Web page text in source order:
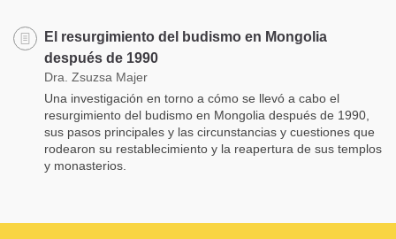
El resurgimiento del budismo en Mongolia
después de 1990
Dra. Zsuzsa Majer
Una investigación en torno a cómo se llevó a cabo el
resurgimiento del budismo en Mongolia después de 1990,
sus pasos principales y las circunstancias y cuestiones que
rodearon su restablecimiento y la reapertura de sus templos
y monasterios.